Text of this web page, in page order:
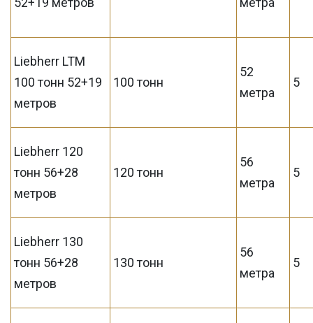
Liebherr LTM
100 тонн 52+19
метров
100 тонн
52
метра
5
Liebherr 120
тонн 56+28
метров
120 тонн
56
метра
5
Liebherr 130
тонн 56+28
метров
130 тонн
56
метра
5